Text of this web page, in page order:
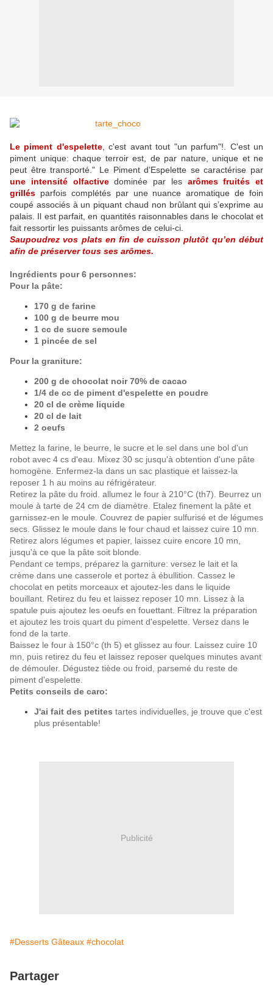
Le piment d'espelette, c'est avant tout "un parfum"!. C'est un
piment unique: chaque terroir est, de par nature, unique et ne
peut être transporté." Le Piment d’Espelette se caractérise par
une intensité olfactivedominée par les arômes fruités et
grillés parfois complétés par une nuance aromatique de foin
coupé associés à un piquant chaud non brûlant qui s’exprime au
palais. Il est parfait, en quantités raisonnables dans le chocolat et
fait ressortir les puissants arômes de celui-ci.
Saupoudrez vos plats en fin de cuisson plutôt qu’en début
afin de préserver tous ses arômes.
Ingrédients pour 6 personnes:
Pour la pâte:
170 g de farine
100 g de beurre mou
1 cc de sucre semoule
1 pincée de sel
Pour la graniture:
200 g de chocolat noir 70% de cacao
1/4 de cc de piment d'espelette en poudre
20 cl de crème liquide
20 cl de lait
2 oeufs
Mettez la farine, le beurre, le sucre et le sel dans une bol d'un
robot avec 4 cs d'eau. Mixez 30 sc jusqu'à obtention d'une pâte
homogène. Enfermez-la dans un sac plastique et laissez-la
reposer 1 h au moins au réfrigérateur.
Retirez la pâte du froid. allumez le four à 210°C (th7). Beurrez un
moule à tarte de 24 cm de diamètre. Etalez finement la pâte et
garnissez-en le moule. Couvrez de papier sulfurisé et de légumes
secs. Glissez le moule dans le four chaud et laissez cuire 10 mn.
Retirez alors légumes et papier, laissez cuire encore 10 mn,
jusqu'à ce que la pâte soit blonde.
Pendant ce temps, préparez la garniture: versez le lait et la
crème dans une casserole et portez à ébullition. Cassez le
chocolat en petits morceaux et ajoutez-les dans le liquide
bouillant. Retirez du feu et laissez reposer 10 mn. Lissez à la
spatule puis ajoutez les oeufs en fouettant. Filtrez la préparation
et ajoutez les trois quart du piment d'espelette. Versez dans le
fond de la tarte.
Baissez le four à 150°c (th 5) et glissez au four. Laissez cuire 10
mn, puis retirez du feu et laissez reposer quelques minutes avant
de démouler. Dégustez tiède ou froid, parsemé du reste de
piment d'espelette.
Petits conseils de caro:
J'ai fait des petites tartes individuelles, je trouve que c'est
plus présentable!
Publicité
#Desserts Gâteaux #chocolat
Partager